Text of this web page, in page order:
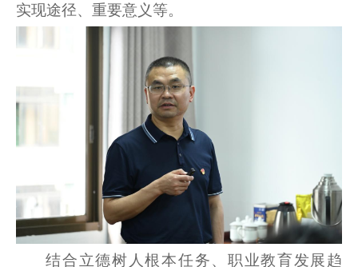
实现途径、重要意义等。
结合立德树人根本任务、职业教育发展趋